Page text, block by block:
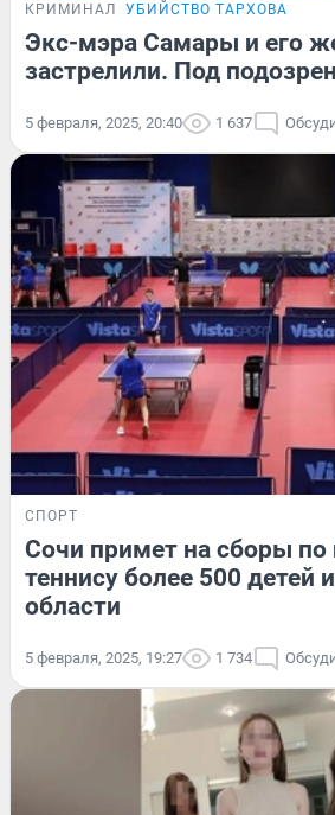
КРИМИНАЛ УБИЙСТВО ТАРХОВА
Экс-мэра Самары и его
застрелили. Под
5 февраля, 2025, 20:40 1 637
СПОРТ
Сочи примет на сборы по
теннису более 500 детей
области
5 февраля, 2025, 19:27 1 734